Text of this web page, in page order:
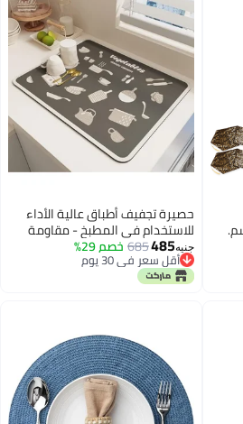
حصيرة تجفيف أطباق عالية الأداء
للاستخدام في المطبخ - مقاومة
للبقع والتسرب والحرارة - سهلة
التنظيف - مثالية لأسطح العمل،
وأحواض الغسيل، ورفوف الأطباق،
جنيه485
685 خصم 29%
أقل سعر في 30 يوم
أقل سعر في 30 يوم